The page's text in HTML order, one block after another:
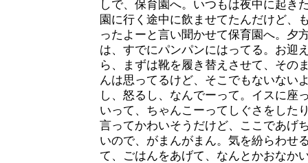
しで、保育園へ。いつもは夜中に起き
園に行く途中に飲ませてたんだけど、
ったよーと言い聞かせて保育園へ。夕
は、すでにパンパンにはってる。お迎
ら、まずは靴を履き替えさせて、その
んは思ってるけど、そこでもないない
し、怒るし、なんでーって。イスに座
いって、ちゃんこーってしぐさをした
言ってかわいそうだけど、ここであげ
いので、がまんがまん。気を紛らわせ
て、ごはんをあげて、なんとかおなか